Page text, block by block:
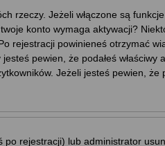
rzeczy. Jeżeli włączone są funkcje
konto wymaga aktywacji?
rejestracji powinieneś otrzymać
pewien, że podałeś właściwy
Jeżeli jesteś pewien, że
po rejestracji) lub administrator